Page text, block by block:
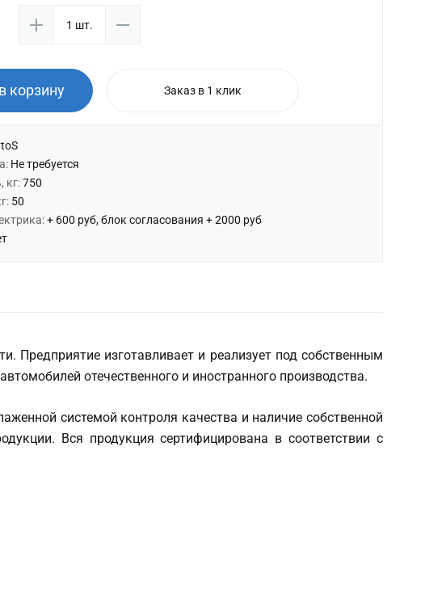
корзину Заказ в 1 клик
Не требуется
кг:750
50
+ 600 руб, блок согласования + 2000 руб
Предприятие изготавливает и реализует под собственным
отечественного и иностранного производства.
системой контроля качества и наличие собственной
Вся продукция сертифицирована в соответствии с